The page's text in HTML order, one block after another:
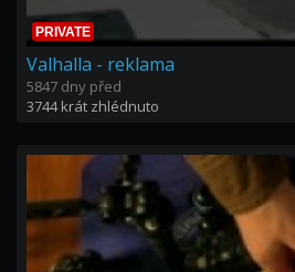
PRIVATE
Valhalla - reklama
5847 dny před
3744 krát zhlédnuto